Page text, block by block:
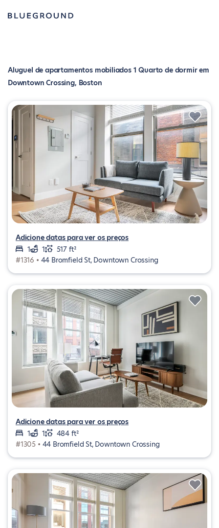
Aluguel de apartamentos mobiliados 1 Quarto de dormir em
Downtown Crossing, Boston
Adicione datas para ver os preços
1
1
517 ft²
#1316 • 44 Bromfield St, Downtown Crossing
Adicione datas para ver os preços
1
1
484 ft²
#1305 • 44 Bromfield St, Downtown Crossing